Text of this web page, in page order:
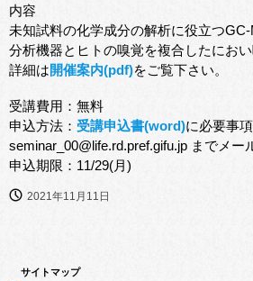
内容
未知試料の化学成分の解析に役立つGC-
分析機器とヒトの嗅覚を複合したにお
詳細は開催案内(pdf)をご覧下さい。
受講費用：無料
申込方法： 受講申込書(word)に必要事
seminar_00@life.rd.pref.gifu.jp までメー
申込期限：11/29(月)
2021年11月11日
サイトマップ